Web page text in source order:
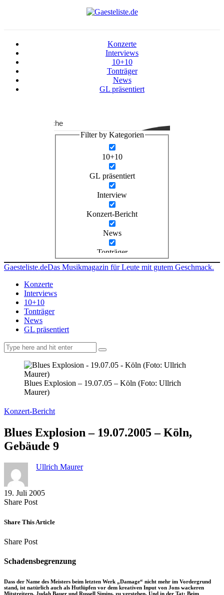
Konzerte
Interviews
10+10
Tonträger
News
GL präsentiert
Suche
Filter by Kategorien
10+10
GL präsentiert
Interview
Konzert-Bericht
News
Tonträger
Gaesteliste.deDas Musikmagazin für Leute mit gutem Geschmack.
Konzerte
Interviews
10+10
Tonträger
News
GL präsentiert
Blues Explosion – 19.07.05 – Köln (Foto: Ullrich
Maurer)
Konzert-Bericht
Blues Explosion – 19.07.2005 – Köln,
Gebäude 9
Ullrich Maurer
19. Juli 2005
Share PostShare
Facebook
Copy
to
Send
via
Share This Article
Share PostShare
Facebook
Copy
to
clipboard
Send
via
eMail
Schadensbegrenzung
Dass der Name des Meisters beim letzten Werk „Damage“ nicht mehr im Vordergrund
stand, ist natürlich auch als Hutlüpfen vor dem kreativen Input von Jons wackeren
Mitstreitern, Judah Bauer und Russell Simins, zu verstehen. Und in der Tat: Beim